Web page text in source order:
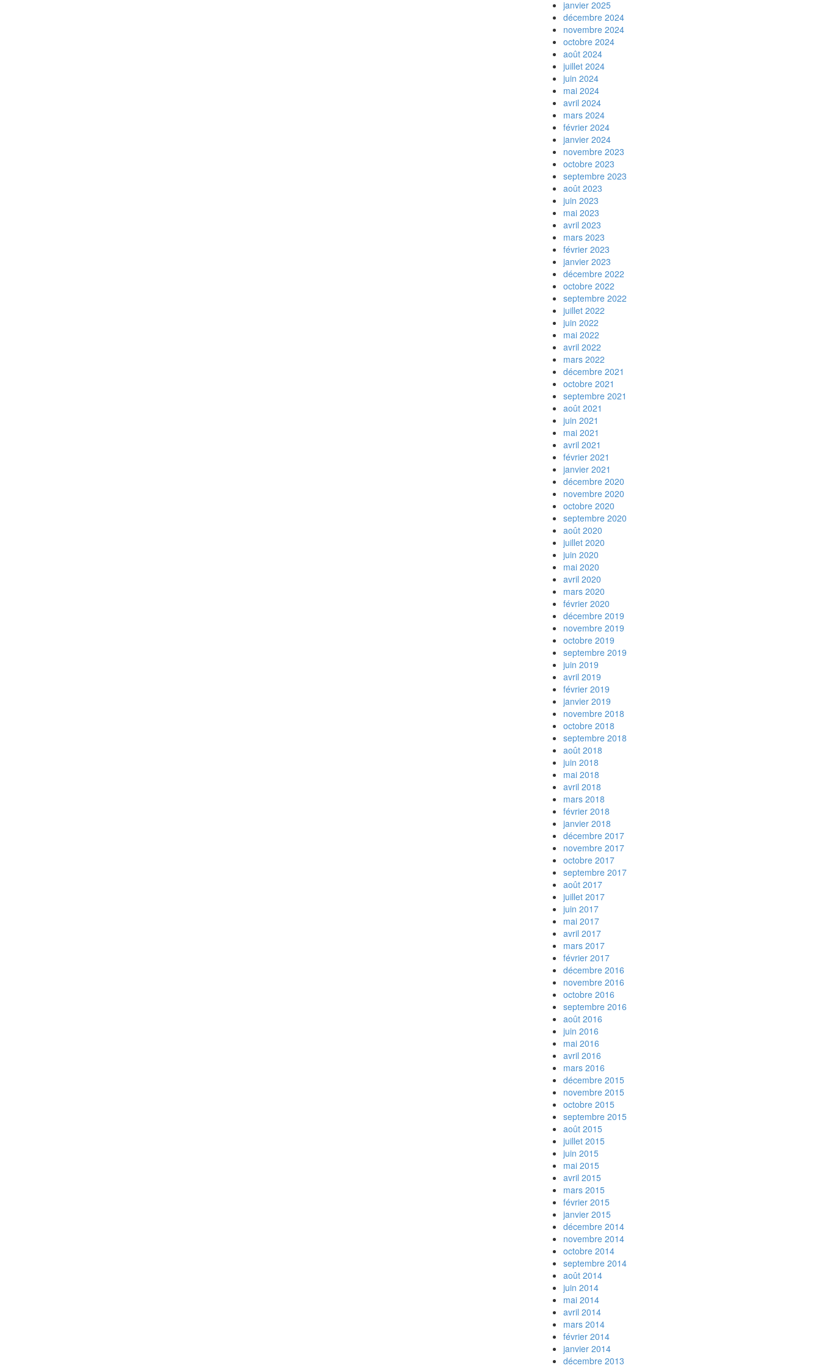
janvier 2025
décembre 2024
novembre 2024
octobre 2024
août 2024
juillet 2024
juin 2024
mai 2024
avril 2024
mars 2024
février 2024
janvier 2024
novembre 2023
octobre 2023
septembre 2023
août 2023
juin 2023
mai 2023
avril 2023
mars 2023
février 2023
janvier 2023
décembre 2022
octobre 2022
septembre 2022
juillet 2022
juin 2022
mai 2022
avril 2022
mars 2022
décembre 2021
octobre 2021
septembre 2021
août 2021
juin 2021
mai 2021
avril 2021
février 2021
janvier 2021
décembre 2020
novembre 2020
octobre 2020
septembre 2020
août 2020
juillet 2020
juin 2020
mai 2020
avril 2020
mars 2020
février 2020
décembre 2019
novembre 2019
octobre 2019
septembre 2019
juin 2019
avril 2019
février 2019
janvier 2019
novembre 2018
octobre 2018
septembre 2018
août 2018
juin 2018
mai 2018
avril 2018
mars 2018
février 2018
janvier 2018
décembre 2017
novembre 2017
octobre 2017
septembre 2017
août 2017
juillet 2017
juin 2017
mai 2017
avril 2017
mars 2017
février 2017
décembre 2016
novembre 2016
octobre 2016
septembre 2016
août 2016
juin 2016
mai 2016
avril 2016
mars 2016
décembre 2015
novembre 2015
octobre 2015
septembre 2015
août 2015
juillet 2015
juin 2015
mai 2015
avril 2015
mars 2015
février 2015
janvier 2015
décembre 2014
novembre 2014
octobre 2014
septembre 2014
août 2014
juin 2014
mai 2014
avril 2014
mars 2014
février 2014
janvier 2014
décembre 2013